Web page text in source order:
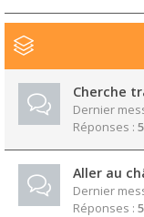
Cherche
Dernier
Réponses : 5
Aller au
Dernier
Réponses : 5